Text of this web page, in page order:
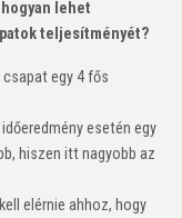
lehet
teljesítményét?
egy 4 fős
esetén egy
hiszen itt nagyobb az
elérnie ahhoz, hogy